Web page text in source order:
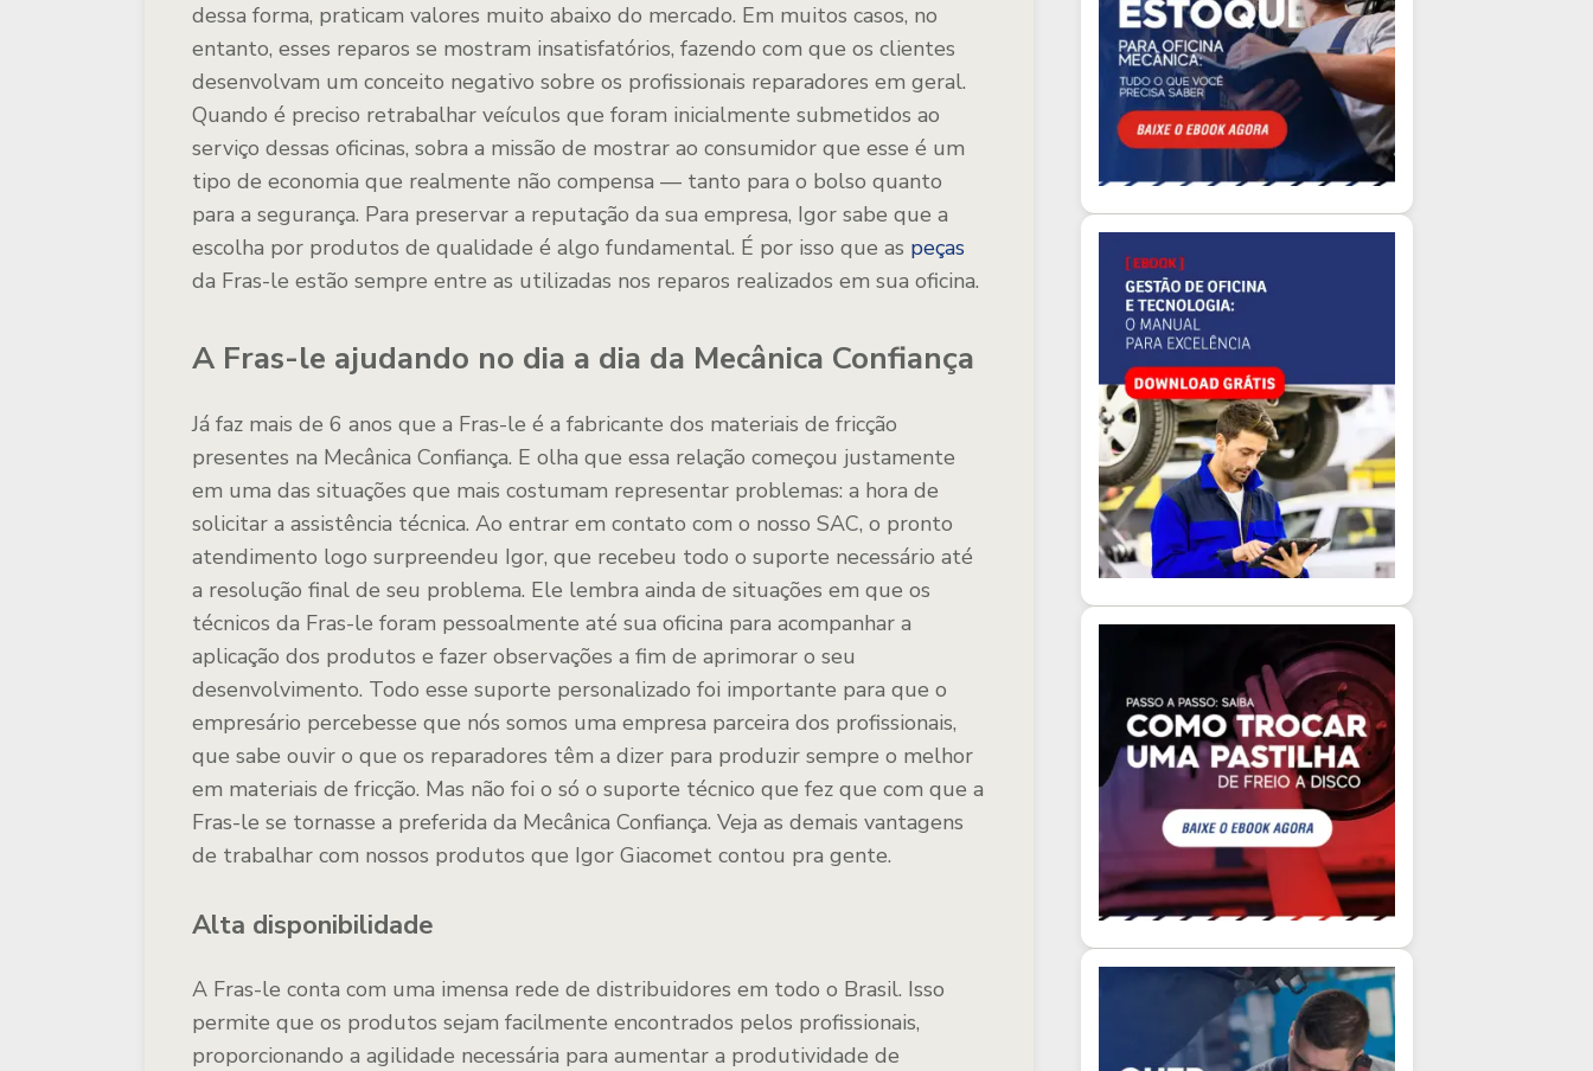
dessa forma, praticam valores muito abaixo do mercado. Em muitos casos, no
entanto, esses reparos se mostram insatisfatórios, fazendo com que os clientes
desenvolvam um conceito negativo sobre os profissionais reparadores em geral.
Quando é preciso retrabalhar veículos que foram inicialmente submetidos ao
serviço dessas oficinas, sobra a missão de mostrar ao consumidor que esse é um
tipo de economia que realmente não compensa — tanto para o bolso quanto
para a segurança. Para preservar a reputação da sua empresa, Igor sabe que a
escolha por produtos de qualidade é algo fundamental. É por isso que as peças
da Fras-le estão sempre entre as utilizadas nos reparos realizados em sua oficina.
A Fras-le ajudando no dia a dia da Mecânica Confiança
Já faz mais de 6 anos que a Fras-le é a fabricante dos materiais de fricção
presentes na Mecânica Confiança. E olha que essa relação começou justamente
em uma das situações que mais costumam representar problemas: a hora de
solicitar a assistência técnica. Ao entrar em contato com o nosso SAC, o pronto
atendimento logo surpreendeu Igor, que recebeu todo o suporte necessário até
a resolução final de seu problema. Ele lembra ainda de situações em que os
técnicos da Fras-le foram pessoalmente até sua oficina para acompanhar a
aplicação dos produtos e fazer observações a fim de aprimorar o seu
desenvolvimento. Todo esse suporte personalizado foi importante para que o
empresário percebesse que nós somos uma empresa parceira dos profissionais,
que sabe ouvir o que os reparadores têm a dizer para produzir sempre o melhor
em materiais de fricção. Mas não foi o só o suporte técnico que fez que com que a
Fras-le se tornasse a preferida da Mecânica Confiança. Veja as demais vantagens
de trabalhar com nossos produtos que Igor Giacomet contou pra gente.
Alta disponibilidade
A Fras-le conta com uma imensa rede de distribuidores em todo o Brasil. Isso
permite que os produtos sejam facilmente encontrados pelos profissionais,
proporcionando a agilidade necessária para aumentar a produtividade de